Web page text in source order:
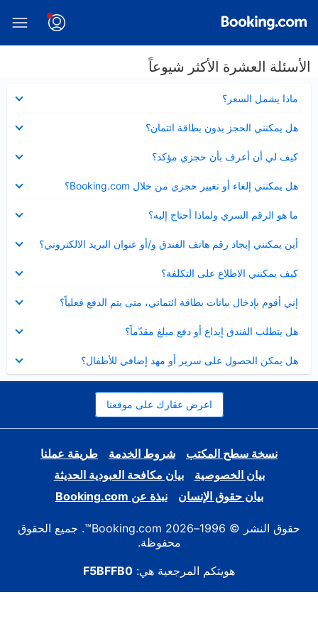
الأسئلة العشرة الأكثر شيوعاً
ماذا يشمل السعر؟
مصغر
هل يمكنني الحجز بدون بطاقة ائتمان؟
مصغر
كيف لي أن أعرف بأن حجزي مؤكد؟
مصغر
هل يمكنني إلغاء أو تغيير حجزي من خلال Booking.com؟
مصغر
ما هو الرقم السري ولماذا أحتاج إليه؟
مصغر
أين يمكنني إيجاد رقم هاتف الفندق و/أو عنوان البريد الالكتروني؟
عرض
مصغر
كيف يمكنني الاطلاع على التكلفة؟
مصغر
إني أقوم بإدخال بيانات بطاقة ائتماني، متى يتم الدفع فعلياً؟
مصغر
هل يتطلب الفندق إيداع أو دفع مبلغ مقدّماً؟
مصغر
هل يمكن الحصول على سرير أو مهد إضافي للأطفال؟
مصغر
اعرض عقارك على موقعنا
نسخة سطح المكتب شروط الخدمة
طريقة عملنا
بيان الخصوصية
بيان مكافحة العبودية الحديثة
بيان حقوق الإنسان
نبذة عن Booking.com
حقوق النشر © 1996–2026 Booking.com™. جميع الحقوق
محفوظة.
هويتكم المرجعية هي: F5BFFB0